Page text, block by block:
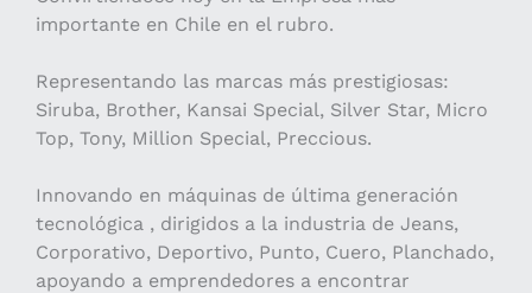
importante en Chile en el rubro.
Representando las marcas más prestigiosas:
Siruba, Brother, Kansai Special, Silver Star, Micro
Top, Tony, Million Special, Preccious.
Innovando en máquinas de última generación
tecnológica , dirigidos a la industria de Jeans,
Corporativo, Deportivo, Punto, Cuero, Planchado,
apoyando a emprendedores a encontrar